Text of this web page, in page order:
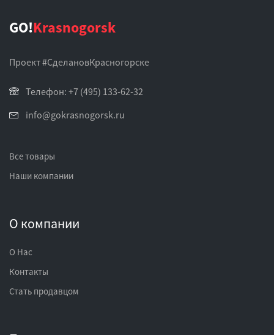
GO!Krasnogorsk
Проект #СделановКрасногорске
Телефон: +7 (495) 133-62-32
info@gokrasnogorsk.ru
Все товары
Наши компании
О компании
О Нас
Контакты
Стать продавцом